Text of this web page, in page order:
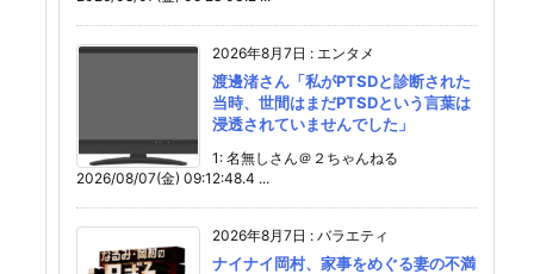
2026年8月7日 : エンタメ
渡邊渚さん「私がPTSDと診断された
当時、世間はまだPTSDという言葉は
浸透されていませんでした」
1: 名無しさん＠２ちゃんねる
2026/08/07(金) 09:12:48.4 ...
2026年8月7日 : バラエティ
ナイナイ岡村、家事をめぐる妻の不満